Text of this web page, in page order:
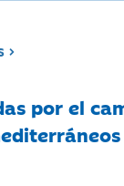
por el